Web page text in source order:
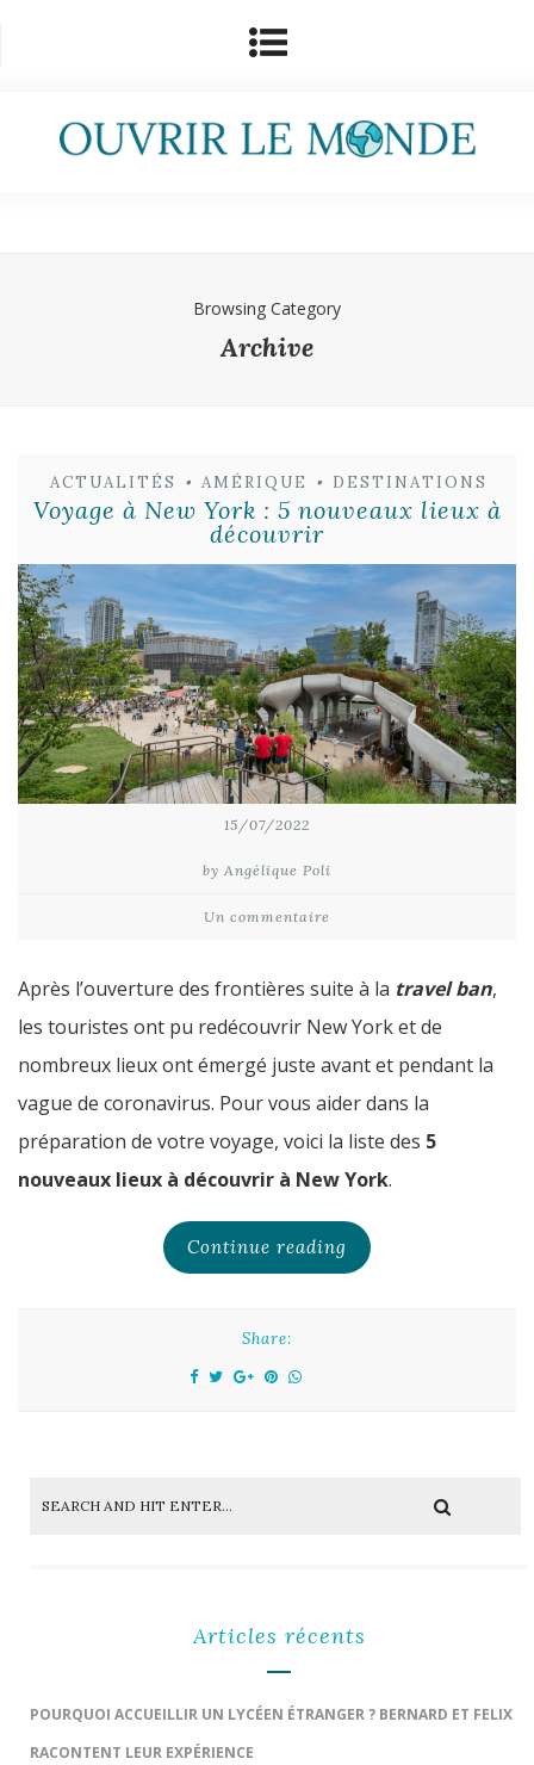
Browsing Category
Archive
ACTUALITÉS • AMÉRIQUE • DESTINATIONS
Voyage à New York : 5 nouveaux lieux à
découvrir
15/07/2022
by Angélique Poli
Un commentaire
Après l’ouverture des frontières suite à la travel ban,
les touristes ont pu redécouvrir New York et de
nombreux lieux ont émergé juste avant et pendant la
vague de coronavirus. Pour vous aider dans la
préparation de votre voyage, voici la liste des 5
nouveaux lieux à découvrir à New York.
Continue reading
Share:
Articles récents
POURQUOI ACCUEILLIR UN LYCÉEN ÉTRANGER ? BERNARD ET FELIX
RACONTENT LEUR EXPÉRIENCE